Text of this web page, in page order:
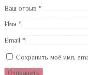
Ваш отзыв *
Имя *
Email *
Сохранить моё имя,